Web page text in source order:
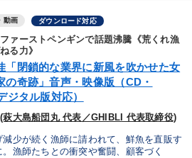
動画 ダウンロード対応
ァーストペンギンで話題沸騰《荒くれ漁
る力》
「閉鎖的な業界に新風を吹かせた女
の奇跡」音声・映像版（CD・
ジタル版対応）
萩大島船団丸 代表／GHIBLI 代表取締役)
少が続く漁師に請われて、鮮魚を直販す
漁師たちとの衝突や奮闘、顧客づく